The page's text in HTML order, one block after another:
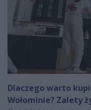
Dlaczego warto
Wołominie? Zalety